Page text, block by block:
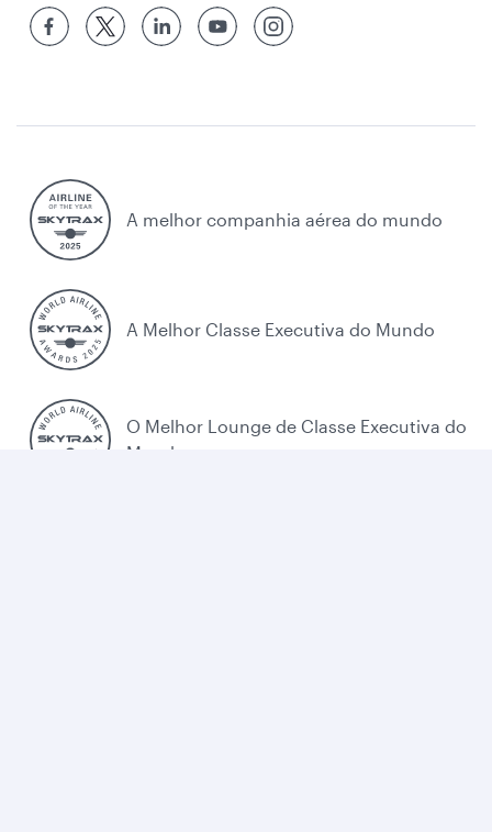
A melhor companhia aérea do mundo
A Melhor Classe Executiva do Mundo
O Melhor Lounge de Classe Executiva do
Mundo